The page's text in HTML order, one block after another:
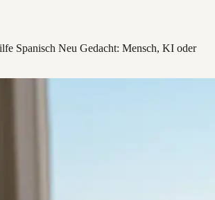
Spanisch Neu Gedacht: Mensch, KI oder